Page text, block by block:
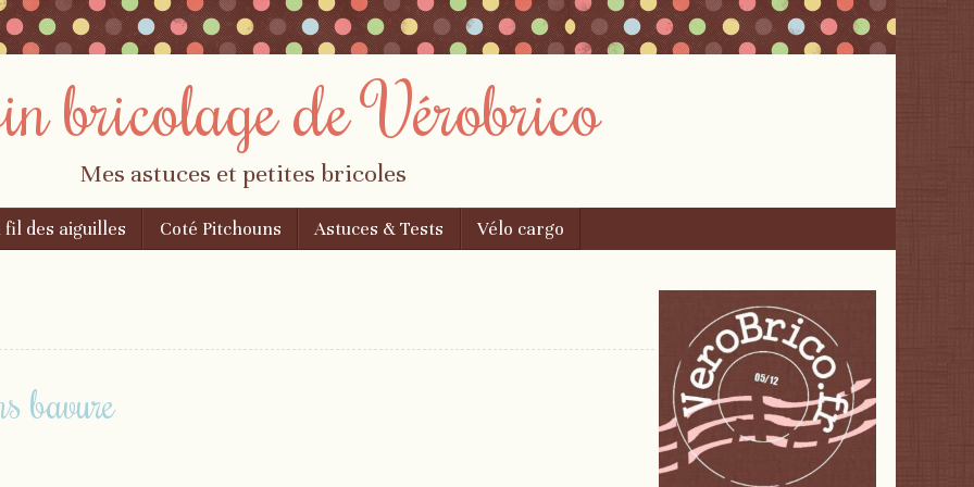
bricolage de Vérobrico
Mes astuces et petites bricoles
fil des aiguilles Coté Pitchouns Astuces & Tests Vélo cargo
bavure